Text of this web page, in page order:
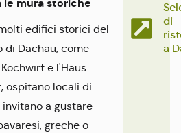
le mura storiche
edifici storici del
di Dachau, come
e l'Haus
ospitano locali di
a gustare
greche o
di
a